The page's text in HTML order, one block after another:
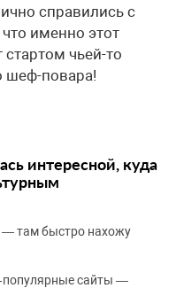
справились с
именно этот
чьей-то
шеф-повара!
интересной, куда
— там быстро нахожу
сайты —